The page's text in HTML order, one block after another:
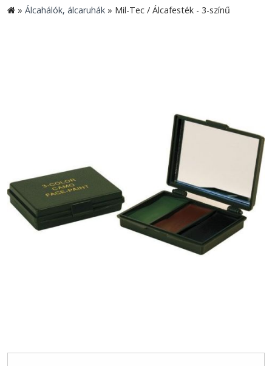
» Álcahálók, álcaruhák » Mil-Tec / Álcafesték - 3-színű